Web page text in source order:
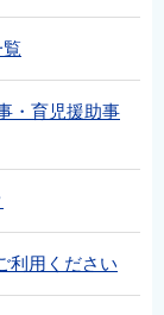
覧
・育児援助事
利用ください